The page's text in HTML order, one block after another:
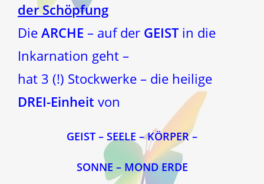
der Schöpfung
Die ARCHE – auf der GEISTin die
Inkarnation geht –
hat 3 (!) Stockwerke – die heilige
DREI-Einheit von
GEIST – SEELE – KÖRPER –
SONNE – MOND ERDE